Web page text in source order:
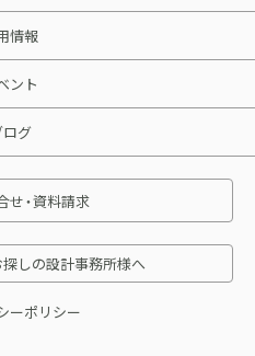
情報
ント
ログ
せ・資料請求
しの設計事務所様へ
ーポリシー